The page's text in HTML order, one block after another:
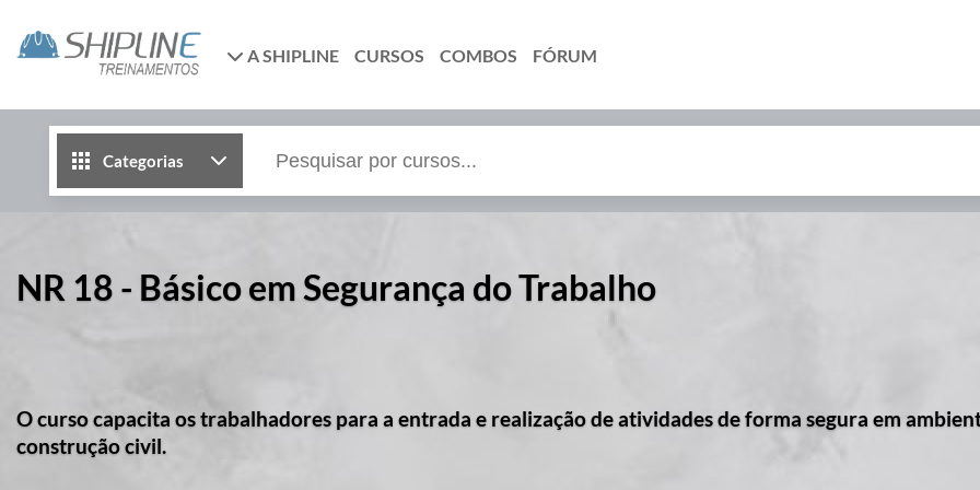
A SHIPLINE CURSOS COMBOS FÓRUM
Categorias
NR 18 - Básico em Segurança do Trabalho
O curso capacita os trabalhadores para a entrada e realização de atividades de forma segura em
construção civil.